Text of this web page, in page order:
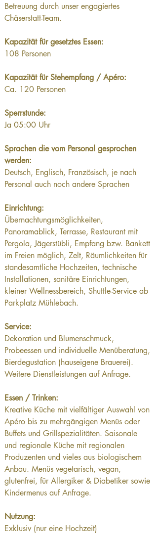
Betreuung durch unser engagiertes
Chäserstatt-Team.
Kapazität für gesetztes Essen:
108 Personen
Kapazität für Stehempfang / Apéro:
Ca. 120 Personen
Sperrstunde:
Ja 05:00 Uhr
Sprachen die vom Personal gesprochen
werden:
Deutsch, Englisch, Französisch, je nach
Personal auch noch andere Sprachen
Einrichtung:
Übernachtungsmöglichkeiten,
Panoramablick, Terrasse, Restaurant mit
Pergola, Jägerstübli, Empfang bzw. Bankett
im Freien möglich, Zelt, Räumlichkeiten für
standesamtliche Hochzeiten, technische
Installationen, sanitäre Einrichtungen,
kleiner Wellnessbereich, Shuttle-Service ab
Parkplatz Mühlebach.
Service:
Dekoration und Blumenschmuck,
Probeessen und individuelle Menüberatung,
Bierdegustation (hauseigene Brauerei).
Weitere Dienstleistungen auf Anfrage.
Essen / Trinken:
Kreative Küche mit vielfältiger Auswahl von
Apéro bis zu mehrgängigen Menüs oder
Buffets und Grillspezialitäten. Saisonale
und regionale Küche mit regionalen
Produzenten und vieles aus biologischem
Anbau. Menüs vegetarisch, vegan,
glutenfrei, für Allergiker & Diabetiker sowie
Kindermenus auf Anfrage.
Nutzung:
Exklusiv (nur eine Hochzeit)